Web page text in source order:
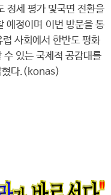
정세 평가 및국면 전환을
예정이며 이번 방문을 통
사회에서 한반도 평화
수 있는 국제적 공감대를
혔다.(konas)